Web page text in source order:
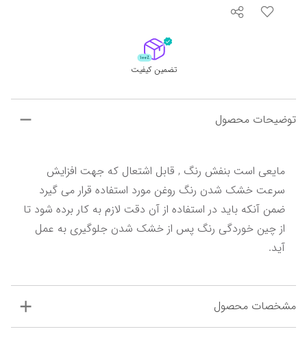
تضمین کیفیت
توضیحات محصول
آید.
مشخصات محصول